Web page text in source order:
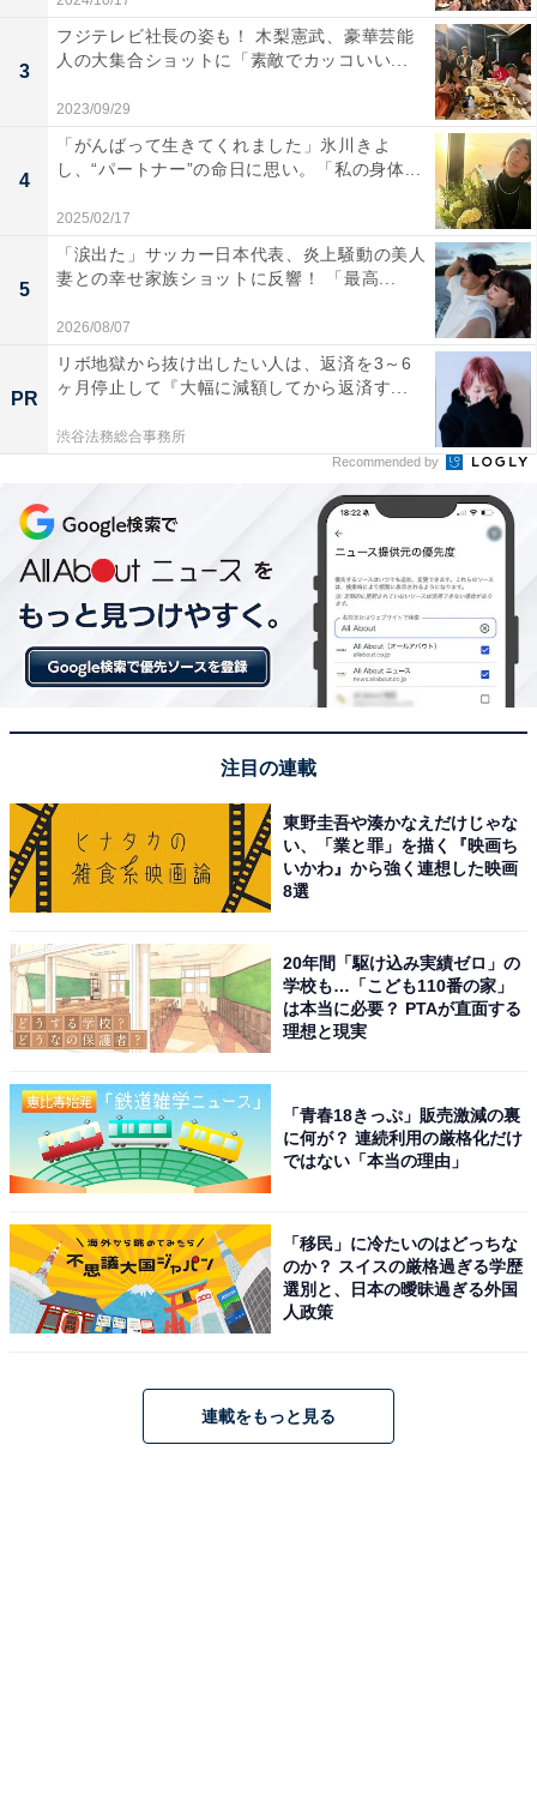
3
フジテレビ社長の姿も！ 木梨憲武、豪華芸能
人の大集合ショットに「素敵でカッコいい...
2023/09/29
4
「がんばって生きてくれました」氷川きよ
し、“パートナー”の命日に思い。「私の身体...
2025/02/17
5
「涙出た」サッカー日本代表、炎上騒動の美人
妻との幸せ家族ショットに反響！ 「最高...
2026/08/07
PR
リボ地獄から抜け出したい人は、返済を3～6
ヶ月停止して『大幅に減額してから返済す...
渋谷法務総合事務所
Recommended by
注目の連載
東野圭吾や湊かなえだけじゃな
い、「業と罪」を描く『映画ち
いかわ』から強く連想した映画
8選
20年間「駆け込み実績ゼロ」の
学校も…「こども110番の家」
は本当に必要？ PTAが直面する
理想と現実
「青春18きっぷ」販売激減の裏
に何が？ 連続利用の厳格化だけ
ではない「本当の理由」
「移民」に冷たいのはどっちな
のか？ スイスの厳格過ぎる学歴
選別と、日本の曖昧過ぎる外国
人政策
連載をもっと見る